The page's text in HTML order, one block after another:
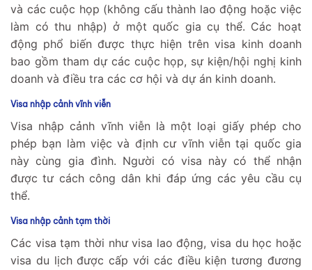
và các cuộc họp (không cấu thành lao động hoặc việc
làm có thu nhập) ở một quốc gia cụ thể. Các hoạt
động phổ biến được thực hiện trên visa kinh doanh
bao gồm tham dự các cuộc họp, sự kiện/hội nghị kinh
doanh và điều tra các cơ hội và dự án kinh doanh.
Visa nhập cảnh vĩnh viễn
Visa nhập cảnh vĩnh viễn là một loại giấy phép cho
phép bạn làm việc và định cư vĩnh viễn tại quốc gia
này cùng gia đình. Người có visa này có thể nhận
được tư cách công dân khi đáp ứng các yêu cầu cụ
thể.
Visa nhập cảnh tạm thời
Các visa tạm thời như visa lao động, visa du học hoặc
visa du lịch được cấp với các điều kiện tương đương